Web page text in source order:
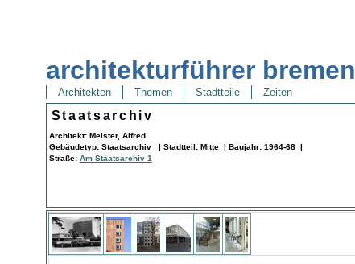
architekturführer bremen
Architekten Themen Stadtteile Zeiten
Staatsarchiv
Architekt: Meister, Alfred
Gebäudetyp: Staatsarchiv | Stadtteil: Mitte | Baujahr: 1964-68 |
Straße: Am Staatsarchiv 1